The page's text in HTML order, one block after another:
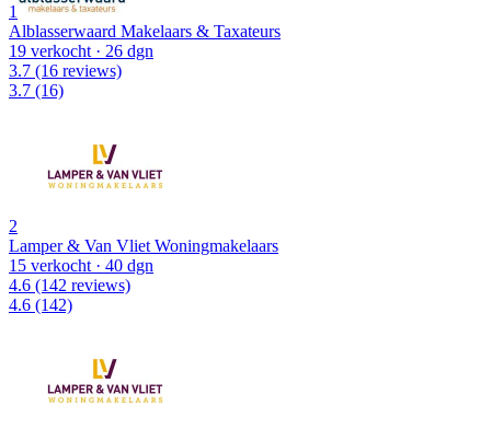
1
Alblasserwaard Makelaars & Taxateurs
19 verkocht · 26 dgn
3.7 (16 reviews)
3.7 (16)
2
Lamper & Van Vliet Woningmakelaars
15 verkocht · 40 dgn
4.6 (142 reviews)
4.6 (142)